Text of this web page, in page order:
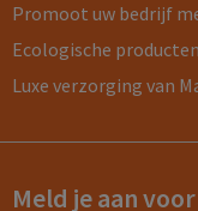
Promoot uw bedrijf
Ecologische producten
Luxe verzorging van
Meld je aan